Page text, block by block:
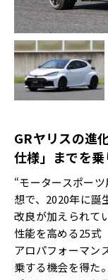
GRヤリスの進
仕様」までを乗
“モータースポー
想で、2020年に誕
改良が加えられて
性能を高める25式
アロパフォーマン
乗する機会を得た